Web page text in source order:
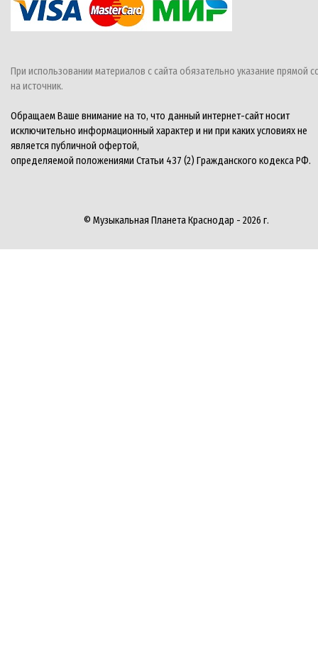
При использовании материалов с сайта обязательно указание прямой
на источник.
Обращаем Ваше внимание на то, что данный интернет-сайт носит
исключительно информационный характер и ни при каких условиях не
является публичной офертой,
определяемой положениями Статьи 437 (2) Гражданского кодекса РФ.
© Музыкальная Планета Краснодар - 2026 г.